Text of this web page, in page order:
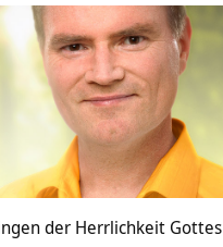
der Herrlichkeit Gottes